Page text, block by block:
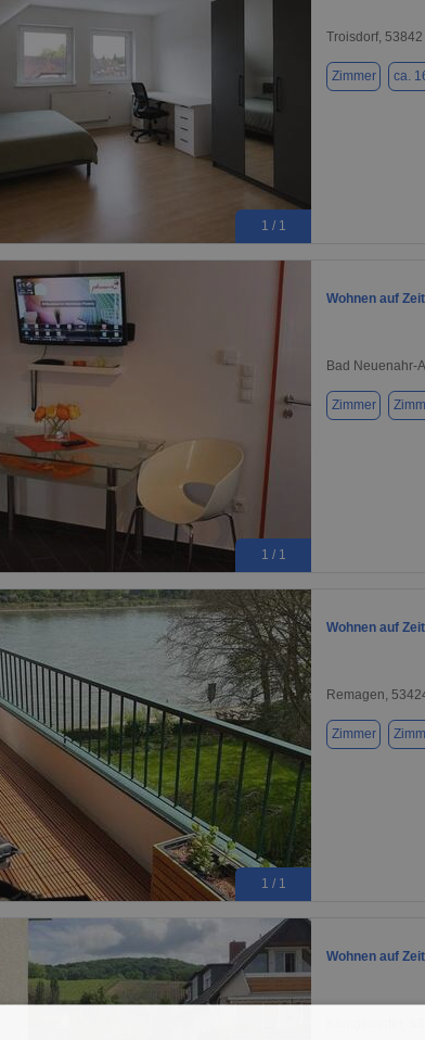
1 / 1
Troisdorf, 53842
Zimmer ca.
1 / 1
Wohnen auf
Bad Neuenahr-
Zimmer
1 / 1
Wohnen auf
Remagen,
Zimmer
Wohnen auf